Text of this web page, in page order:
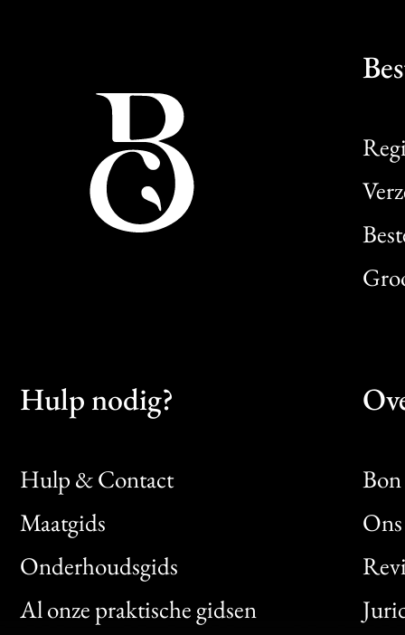
Hulp nodig?
Hulp & Contact
Maatgids
Onderhoudsgids
Al onze praktische gidsen
Bon
Clic